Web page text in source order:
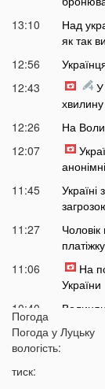
13:10
Над
як так
12:56
12:43
У
12:26
На
12:07
11:45
Україні
11:27
11:06
На
України
10:40
10:15
Погода
Погода у Луцьку
вологість:
тиск: